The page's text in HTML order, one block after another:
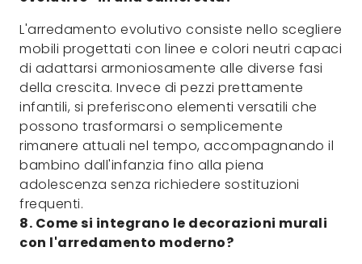
L'arredamento evolutivo consiste nello scegliere
mobili progettati con linee e colori neutri capaci
di adattarsi armoniosamente alle diverse fasi
della crescita. Invece di pezzi prettamente
infantili, si preferiscono elementi versatili che
possono trasformarsi o semplicemente
rimanere attuali nel tempo, accompagnando il
bambino dall'infanzia fino alla piena
adolescenza senza richiedere sostituzioni
frequenti.
8. Come si integrano le decorazioni murali
con l'arredamento moderno?